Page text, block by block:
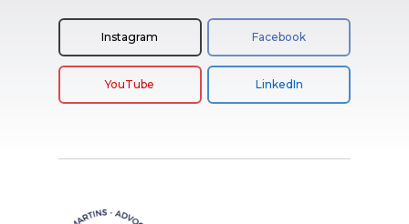
Instagram Facebook
YouTube LinkedIn